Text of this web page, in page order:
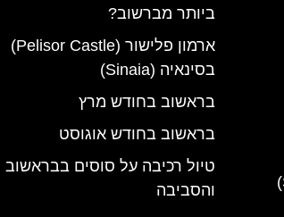
מלונות מומלצים בסינאיה (Sinaia)
ביותר מברשוב?
ארמון פלישור (Pelisor Castle)
בסינאיה (Sinaia)
בראשוב בחודש מרץ
בראשוב בחודש אוגוסט
טיול רכיבה על סוסים בבראשוב
והסביבה